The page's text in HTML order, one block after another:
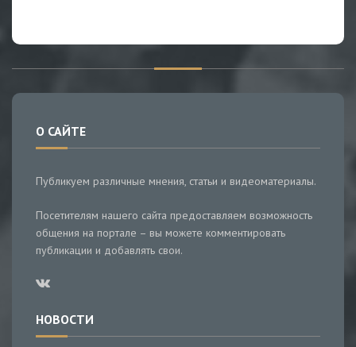
О САЙТЕ
Публикуем различные мнения, статьи и видеоматериалы.
Посетителям нашего сайта предоставляем возможность
общения на портале – вы можете комментировать
публикации и добавлять свои.
НОВОСТИ